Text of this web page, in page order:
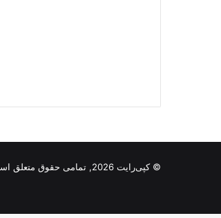
© کپی‌رایت 2026, تمامی حقوق متعلق است به |